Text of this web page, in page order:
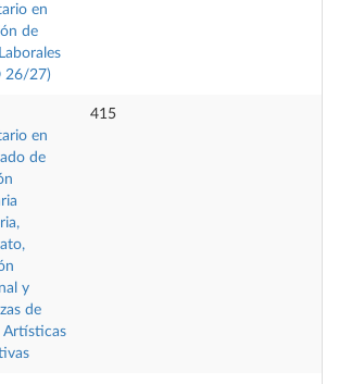
en
de
26/27)
en
de
y
de
Artísticas
415